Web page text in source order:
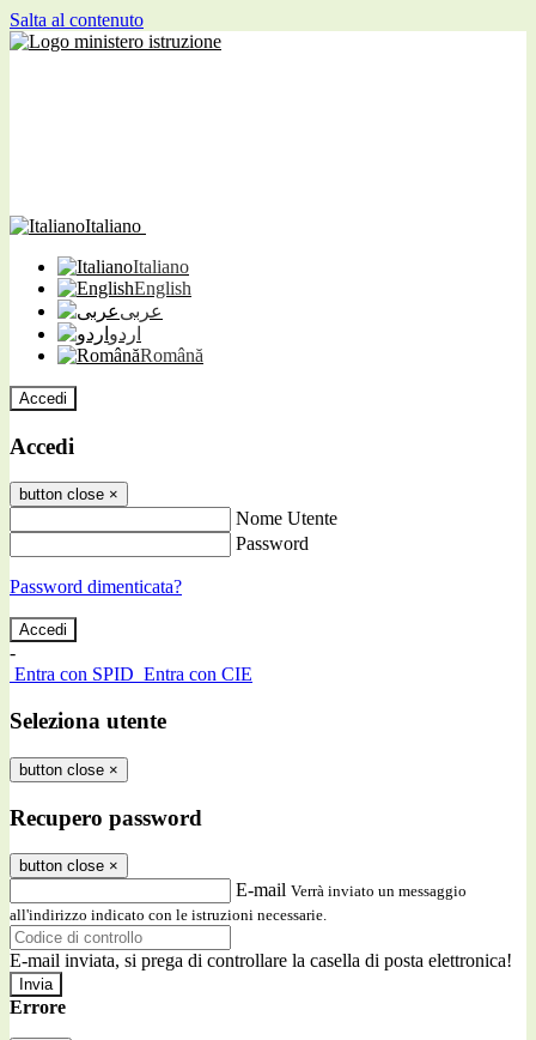
Salta al contenuto
Italiano
Italiano
English
عربى
اردو
Română
Accedi
Accedi
button close ×
Nome Utente
Password
Password dimenticata?
-
Entra con SPID Entra con CIE
Seleziona utente
button close ×
Recupero password
button close ×
E-mail Verrà inviato un messaggio
all'indirizzo indicato con le istruzioni necessarie.
E-mail inviata, si prega di controllare la casella di posta elettronica!
Errore